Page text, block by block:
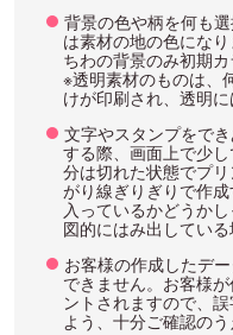
背景の色や柄を何も
は素材の地の色にな
ちわの背景のみ初期カ
※透明素材のものは、
けが印刷され、透明に
文字やスタンプをで
する際、画面上で少
分は切れた状態でプ
がり線ぎりぎりで作
入っているかどうか
図的にはみ出してい
お客様の作成したデ
できません。お客様
ントされますので、
よう、十分ご確認の